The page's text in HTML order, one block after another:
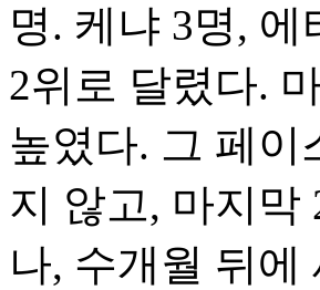
명. 케냐 3명,
2위로 달렸다.
높였다. 그 페이
지 않고, 마지막
나, 수개월 뒤에